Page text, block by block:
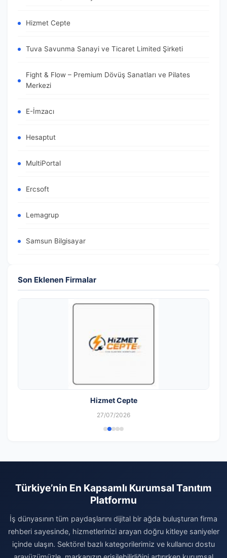
Hizmet Cepte
Tuva Savunma Sanayi ve Ticaret Limited Şirketi
Fight & Flow – Premium Dövüş Sanatları ve Pilates
Merkezi
E-İmzacı
Hesaptut
MultiPortal
Ercsoft
Lemagrup
Samsun Bilgisayar
Son Eklenen Firmalar
Hizmet Cepte
27/07/2026
Türkiye’nin En Kapsamlı Kurumsal Tanıtım
Platformu
İş dünyasının tüm paydaşlarını dijital bir ağda buluşturan firma
rehberi sayesinde, hizmetlerinizi arayan doğru kitleye saniyeler
içinde ulaşın. Sektörel bazlı kategorilerimiz ve kullanıcı dostu